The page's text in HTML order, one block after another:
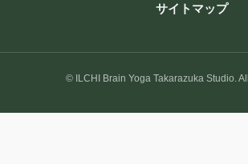
サイトマップ
© ILCHI Brain Yoga Takarazuka Studio.